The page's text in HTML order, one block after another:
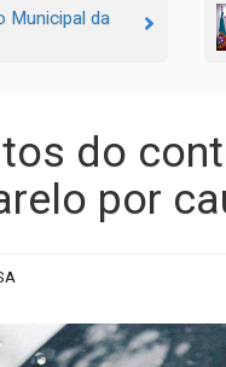
Municipal da
do
por